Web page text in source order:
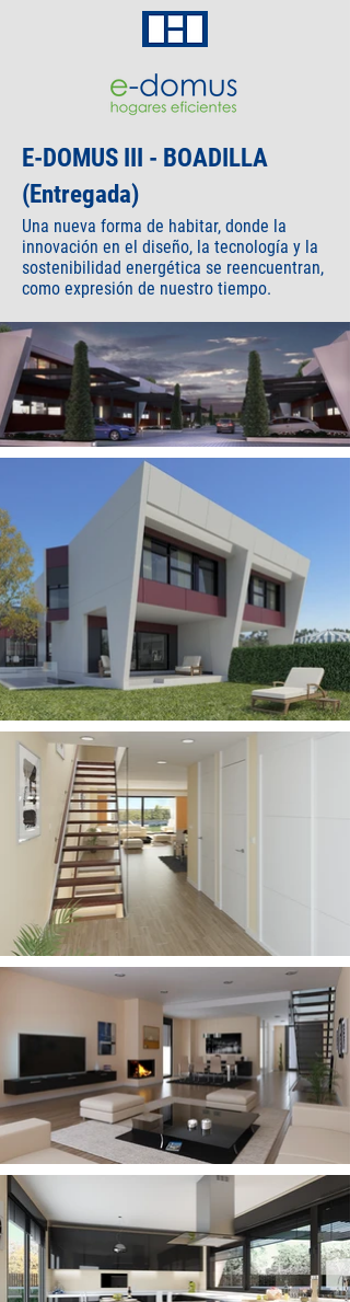
E-DOMUS III - BOADILLA
(Entregada)
Una nueva forma de habitar, donde la
innovación en el diseño, la tecnología y la
sostenibilidad energética se reencuentran,
como expresión de nuestro tiempo.